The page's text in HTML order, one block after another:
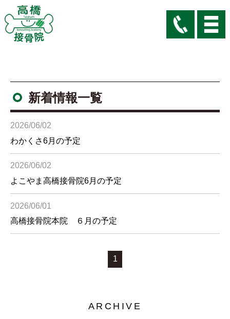
新着情報一覧
2026/06/02
わかくさ6月の予定
2026/06/02
よこやま高橋接骨院6月の予定
2026/06/01
高橋接骨院本院 ６月の予定
1
ARCHIVE